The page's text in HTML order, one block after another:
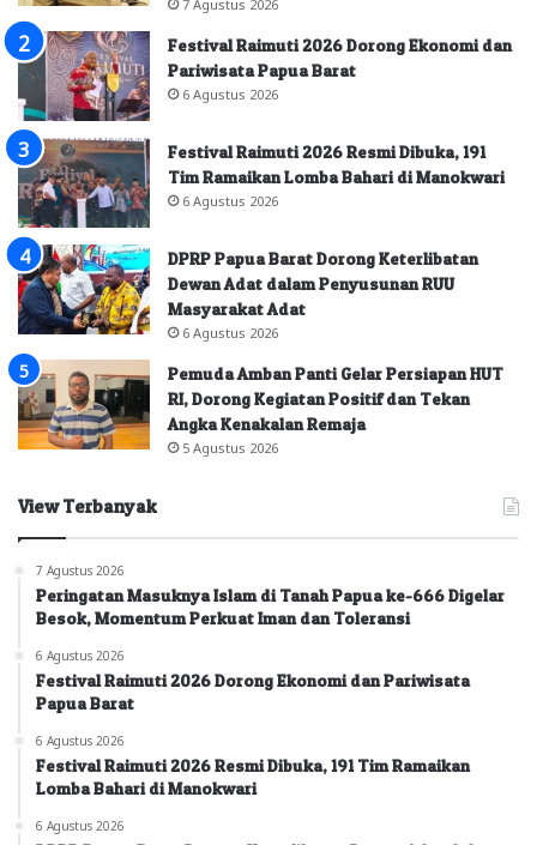
7 Agustus 2026
Festival Raimuti 2026 Dorong Ekonomi dan
Pariwisata Papua Barat
6 Agustus 2026
Festival Raimuti 2026 Resmi Dibuka, 191
Tim Ramaikan Lomba Bahari di Manokwari
6 Agustus 2026
DPRP Papua Barat Dorong Keterlibatan
Dewan Adat dalam Penyusunan RUU
Masyarakat Adat
6 Agustus 2026
Pemuda Amban Panti Gelar Persiapan HUT
RI, Dorong Kegiatan Positif dan Tekan
Angka Kenakalan Remaja
5 Agustus 2026
View Terbanyak
7 Agustus 2026
Peringatan Masuknya Islam di Tanah Papua ke-666 Digelar
Besok, Momentum Perkuat Iman dan Toleransi
6 Agustus 2026
Festival Raimuti 2026 Dorong Ekonomi dan Pariwisata
Papua Barat
6 Agustus 2026
Festival Raimuti 2026 Resmi Dibuka, 191 Tim Ramaikan
Lomba Bahari di Manokwari
6 Agustus 2026